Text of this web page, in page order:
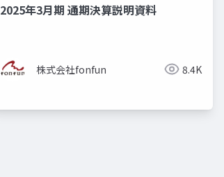
2025年3月期 通期決算説明資料
株式会社fonfun 8.4K